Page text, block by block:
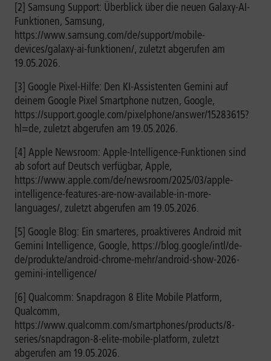
[2] Samsung Support: Überblick über die neuen Galaxy-AI-
Funktionen, Samsung,
https://www.samsung.com/de/support/mobile-
devices/galaxy-ai-funktionen/, zuletzt abgerufen am
19.05.2026.
[3] Google Pixel-Hilfe: Den KI-Assistenten Gemini auf
deinem Google Pixel Smartphone nutzen, Google,
https://support.google.com/pixelphone/answer/15283615?
hl=de, zuletzt abgerufen am 19.05.2026.
[4] Apple Newsroom: Apple-Intelligence-Funktionen sind
ab sofort auf Deutsch verfügbar, Apple,
https://www.apple.com/de/newsroom/2025/03/apple-
intelligence-features-are-now-available-in-more-
languages/, zuletzt abgerufen am 19.05.2026.
[5] Google Blog: Ein smarteres, proaktiveres Android mit
Gemini Intelligence, Google, https://blog.google/intl/de-
de/produkte/android-chrome-mehr/android-show-2026-
gemini-intelligence/
[6] Qualcomm: Snapdragon 8 Elite Mobile Platform,
Qualcomm,
https://www.qualcomm.com/smartphones/products/8-
series/snapdragon-8-elite-mobile-platform, zuletzt
abgerufen am 19.05.2026.